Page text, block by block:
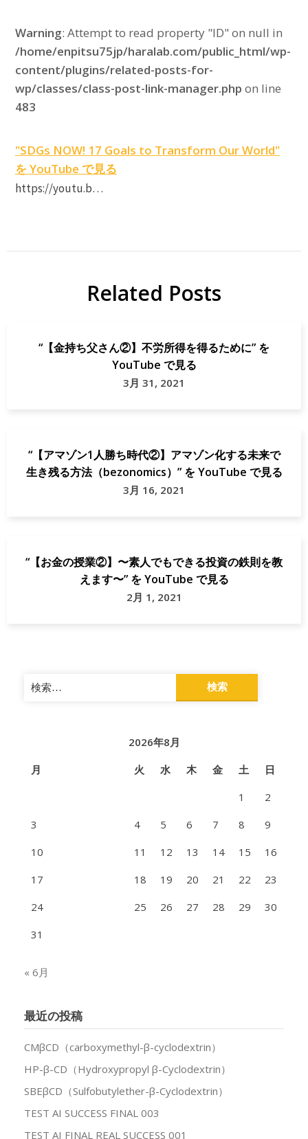
Warning: Attempt to read property "ID" on null in
/home/enpitsu75jp/haralab.com/public_html/wp-
content/plugins/related-posts-for-
wp/classes/class-post-link-manager.php on line
483
"SDGs NOW! 17 Goals to Transform Our World"
を YouTube で見る
https://youtu.b…
Related Posts
“【金持ち父さん②】不労所得を得るために” を
YouTube で見る
3月 31, 2021
“【アマゾン1人勝ち時代②】アマゾン化する未来で
生き残る方法（bezonomics）” を YouTube で見る
3月 16, 2021
“【お金の授業②】〜素人でもできる投資の鉄則を教
えます〜” を YouTube で見る
2月 1, 2021
検
索:
2026年8月
月
火 水 木 金 土
日
1
2
3
4 5 6 7 8
9
10
11 12 13 14 15
16
17
18 19 20 21 22
23
24
25 26 27 28 29
30
31
« 6月
最近の投稿
CMβCD（carboxymethyl-β-cyclodextrin）
HP-β-CD（Hydroxypropyl β-Cyclodextrin）
SBEβCD（Sulfobutylether-β-Cyclodextrin）
TEST AI SUCCESS FINAL 003
TEST AI FINAL REAL SUCCESS 001